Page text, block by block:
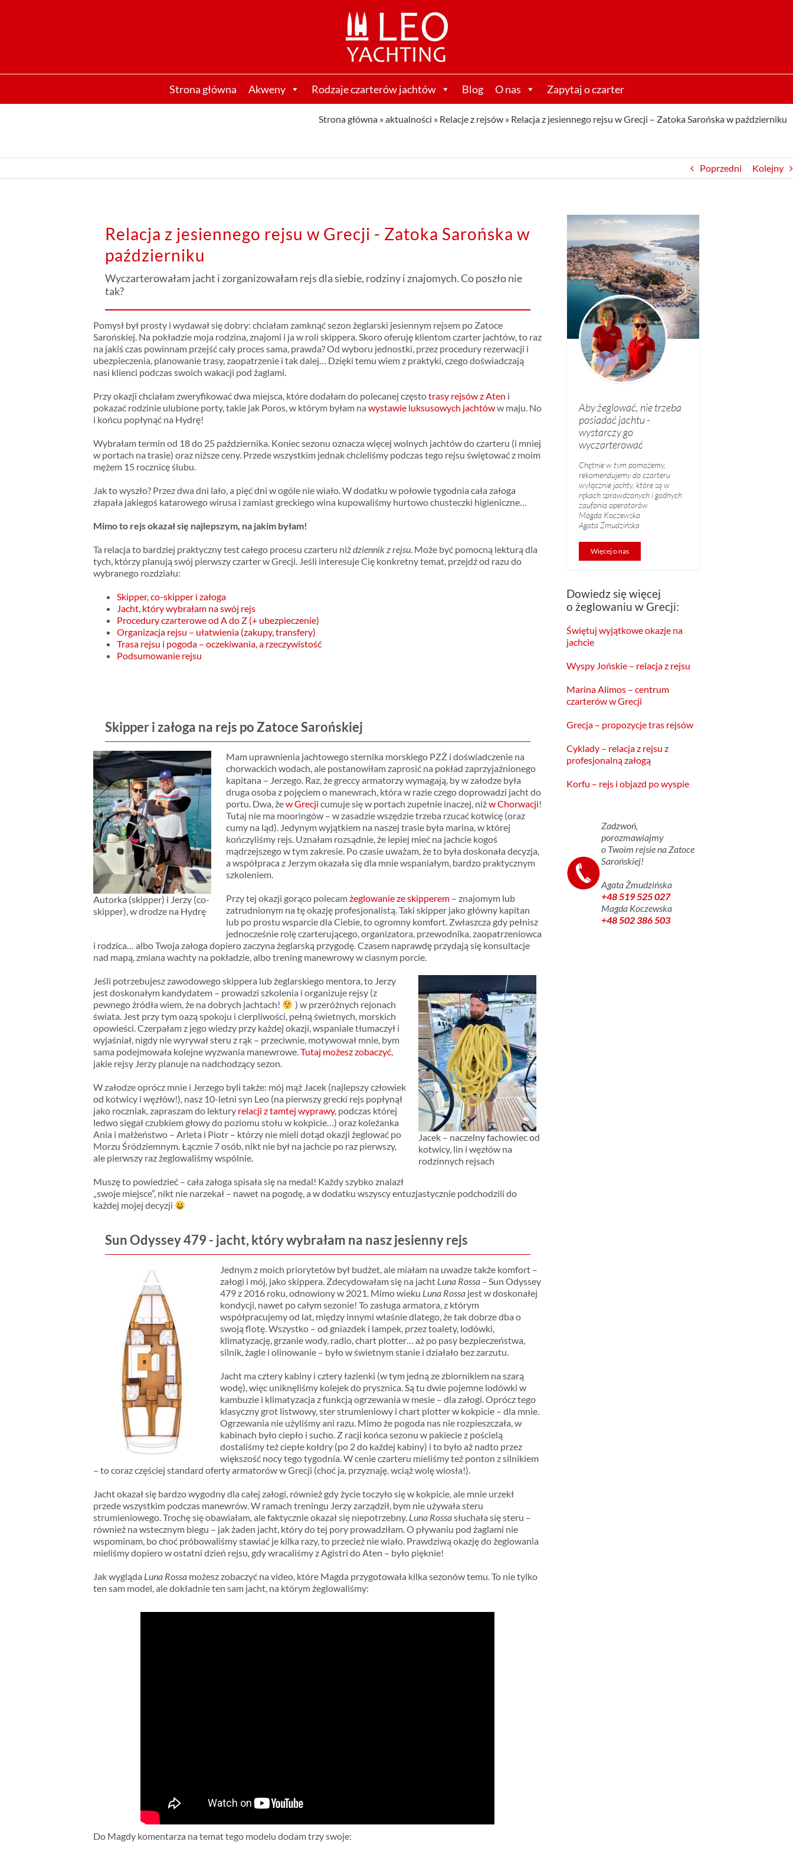
Strona główna Akweny Rodzaje czarterów jachtów Blog O nas Zapytaj o czarter
Strona główna »aktualności » Relacje z rejsów » Relacja z jesiennego rejsu w Grecji – Zatoka Sarońska w październiku
Poprzedni Kolejny
Relacja z jesiennego rejsu w Grecji - Zatoka Sarońska w
październiku
Wyczarterowałam jacht i zorganizowałam rejs dla siebie, rodziny i znajomych. Co poszło nie
tak?
Pomysł był prosty i wydawał się dobry: chciałam zamknąć sezon żeglarski jesiennym rejsem po Zatoce
Sarońskiej. Na pokładzie moja rodzina, znajomi i ja w roli skippera. Skoro oferuję klientom czarter jachtów, to raz
na jakiś czas powinnam przejść cały proces sama, prawda? Od wyboru jednostki, przez procedury rezerwacji i
ubezpieczenia, planowanie trasy, zaopatrzenie i tak dalej… Dzięki temu wiem z praktyki, czego doświadczają
nasi klienci podczas swoich wakacji pod żaglami.
Przy okazji chciałam zweryfikować dwa miejsca, które dodałam do polecanej częstotrasy rejsów z Aten i
pokazać rodzinie ulubione porty, takie jak Poros, w którym byłam nawystawie luksusowych jachtóww maju. No
i końcu popłynąć na Hydrę!
Wybrałam termin od 18 do 25 października. Koniec sezonu oznacza więcej wolnych jachtów do czarteru (i mniej
w portach na trasie) oraz niższe ceny. Przede wszystkim jednak chcieliśmy podczas tego rejsu świętować z moim
mężem 15 rocznicę ślubu.
Jak to wyszło? Przez dwa dni lało, a pięć dni w ogóle nie wiało. W dodatku w połowie tygodnia cała załoga
złapała jakiegoś katarowego wirusa i zamiast greckiego wina kupowaliśmy hurtowo chusteczki higieniczne…
Mimo to rejs okazał się najlepszym, na jakim byłam!
Ta relacja to bardziej praktyczny test całego procesu czarteru niżdziennik z rejsu. Może być pomocną lekturą dla
tych, którzy planują swój pierwszy czarter w Grecji. Jeśli interesuje Cię konkretny temat, przejdź od razu do
wybranego rozdziału:
Skipper, co-skipper i załoga
Jacht, który wybrałam na swój rejs
Procedury czarterowe od A do Z (+ ubezpieczenie)
Organizacja rejsu – ułatwienia (zakupy, transfery)
Trasa rejsu i pogoda – oczekiwania, a rzeczywistość
Podsumowanie rejsu
Skipper i załoga na rejs po Zatoce Sarońskiej
Autorka (skipper) i Jerzy (co-
skipper), w drodze na Hydrę
Mam uprawnienia jachtowego sternika morskiego PZŻ i doświadczenie na
chorwackich wodach, ale postanowiłam zaprosić na pokład zaprzyjaźnionego
kapitana – Jerzego. Raz, że greccy armatorzy wymagają, by w załodze była
druga osoba z pojęciem o manewrach, która w razie czego doprowadzi jacht do
portu. Dwa, żew Grecji cumuje się w portach zupełnie inaczej, niżw Chorwacji!
Tutaj nie ma mooringów – w zasadzie wszędzie trzeba rzucać kotwicę (oraz
cumy na ląd). Jedynym wyjątkiem na naszej trasie była marina, w której
kończyliśmy rejs. Uznałam rozsądnie, że lepiej mieć na jachcie kogoś
mądrzejszego w tym zakresie. Po czasie uważam, że to była doskonała decyzja,
a współpraca z Jerzym okazała się dla mnie wspaniałym, bardzo praktycznym
szkoleniem.
Przy tej okazji gorąco polecamżeglowanie ze skipperem – znajomym lub
zatrudnionym na tę okazję profesjonalistą. Taki skipper jako główny kapitan
lub po prostu wsparcie dla Ciebie, to ogromny komfort. Zwłaszcza gdy pełnisz
jednocześnie rolę czarterującego, organizatora, przewodnika, zaopatrzeniowca
i rodzica… albo Twoja załoga dopiero zaczyna żeglarską przygodę. Czasem naprawdę przydają się konsultacje
nad mapą, zmiana wachty na pokładzie, albo trening manewrowy w ciasnym porcie.
Jacek – naczelny fachowiec od
kotwicy, lin i węzłów na
rodzinnych rejsach
Jeśli potrzebujesz zawodowego skippera lub żeglarskiego mentora, to Jerzy
jest doskonałym kandydatem – prowadzi szkolenia i organizuje rejsy (z
pewnego źródła wiem, że na dobrych jachtach!
) w przeróżnych rejonach
świata. Jest przy tym oazą spokoju i cierpliwości, pełną świetnych, morskich
opowieści. Czerpałam z jego wiedzy przy każdej okazji, wspaniale tłumaczył i
wyjaśniał, nigdy nie wyrywał steru z rąk – przeciwnie, motywował mnie, bym
sama podejmowała kolejne wyzwania manewrowe.Tutaj możesz zobaczyć,
jakie rejsy Jerzy planuje na nadchodzący sezon.
W załodze oprócz mnie i Jerzego byli także: mój mąż Jacek (najlepszy człowiek
od kotwicy i węzłów!), nasz 10-letni syn Leo (na pierwszy grecki rejs popłynął
jako roczniak, zapraszam do lektury relacji z tamtej wyprawy, podczas której
ledwo sięgał czubkiem głowy do poziomu stołu w kokpicie…) oraz koleżanka
Ania i małżeństwo – Arleta i Piotr – którzy nie mieli dotąd okazji żeglować po
Morzu Śródziemnym. Łącznie 7 osób, nikt nie był na jachcie po raz pierwszy,
ale pierwszy raz żeglowaliśmy wspólnie.
Muszę to powiedzieć – cała załoga spisała się na medal! Każdy szybko znalazł
„swoje miejsce”, nikt nie narzekał – nawet na pogodę, a w dodatku wszyscy entuzjastycznie podchodzili do
każdej mojej decyzji
Sun Odyssey 479 - jacht, który wybrałam na nasz jesienny rejs
Jednym z moich priorytetów był budżet, ale miałam na uwadze także komfort –
załogi i mój, jako skippera. Zdecydowałam się na jacht Luna Rossa –Sun Odyssey
479 z 2016 roku, odnowiony w 2021. Mimo wieku Luna Rossa jest w doskonałej
kondycji, nawet po całym sezonie! To zasługa armatora, z którym
współpracujemy od lat, między innymi właśnie dlatego, że tak dobrze dba o
swoją flotę. Wszystko – od gniazdek i lampek, przez toalety, lodówki,
klimatyzację, grzanie wody, radio, chart plotter… aż po pasy bezpieczeństwa,
silnik, żagle i olinowanie – było w świetnym stanie i działało bez zarzutu.
Jacht ma cztery kabiny i cztery łazienki (w tym jedną ze zbiornikiem na szarą
wodę), więc uniknęliśmy kolejek do prysznica. Są tu dwie pojemne lodówki w
kambuzie i klimatyzacja z funkcją ogrzewania w mesie – dla załogi. Oprócz tego
klasyczny grot listwowy, ster strumieniowy i chart plotter w kokpicie – dla mnie.
Ogrzewania nie użyliśmy ani razu. Mimo że pogoda nas nie rozpieszczała, w
kabinach było ciepło i sucho. Z racji końca sezonu w pakiecie z pościelą
dostaliśmy też ciepłe kołdry (po 2 do każdej kabiny) i to było aż nadto przez
większość nocy tego tygodnia. W cenie czarteru mieliśmy też ponton z silnikiem
– to coraz częściej standard oferty armatorów w Grecji (choć ja, przyznaję, wciąż wolę wiosła!).
Jacht okazał się bardzo wygodny dla całej załogi, również gdy życie toczyło się w kokpicie, ale mnie urzekł
przede wszystkim podczas manewrów. W ramach treningu Jerzy zarządził, bym nie używała steru
strumieniowego. Trochę się obawiałam, ale faktycznie okazał się niepotrzebny. Luna Rossasłuchała się steru –
również na wstecznym biegu – jak żaden jacht, który do tej pory prowadziłam. O pływaniu pod żaglami nie
wspominam, bo choć próbowaliśmy stawiać je kilka razy, to przecież nie wiało. Prawdziwą okazję do żeglowania
mieliśmy dopiero w ostatni dzień rejsu, gdy wracaliśmy z Agistri do Aten – było pięknie!
Jak wygląda Luna Rossa możesz zobaczyć na video, które Magda przygotowała kilka sezonów temu. To nie tylko
ten sam model, ale dokładnie ten sam jacht, na którym żeglowaliśmy:
Do Magdy komentarza na temat tego modelu dodam trzy swoje:
Aby żeglować, nie trzeba
posiadać jachtu -
wystarczy go
wyczarterować
Chętnie w tym pomożemy,
rekomendujemy do czarteru
wyłącznie jachty, które są w
rękach sprawdzonych i godnych
zaufania operatorów
Magda Koczewska
Agata Żmudzińska
Więcej o nas
Dowiedz się więcej
o żeglowaniu w Grecji:
Świętuj wyjątkowe okazje na
jachcie
Wyspy Jońskie – relacja z rejsu
Marina Alimos – centrum
czarterów w Grecji
Grecja – propozycje tras rejsów
Cyklady – relacja z rejsu z
profesjonalną załogą
Korfu – rejs i objazd po wyspie
Zadzwoń,
porozmawiajmy
o Twoim rejsie na Zatoce
Sarońskiej!
Agata Żmudzińska
+48 519 525 027
Magda Koczewska
+48 502 386 503